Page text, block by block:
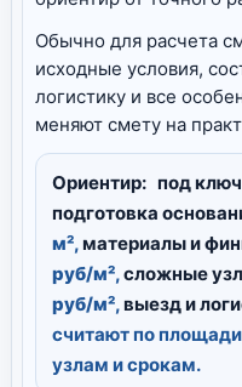
Обычно для расчета
исходные условия,
логистику и все
меняют смету на
Ориентир: под ключ
подготовка
м²,материалы и
руб/м²,сложные
руб/м²,выезд и
считают по
узлам и срокам.